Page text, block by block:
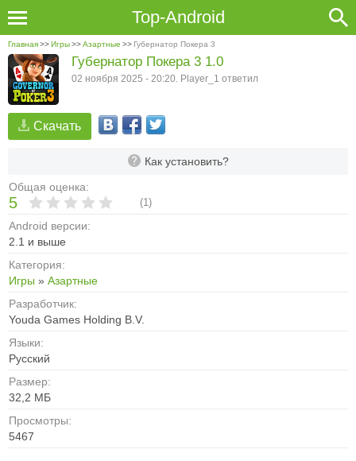
Top-Android
Главная>>Игры>>Азартные >> Губернатор Покера 3
Скачать
Как установить?
Общая оценка:
5 (1)
Android версии:
2.1 и выше
Категория:
Игры » Азартные
Разработчик:
Youda Games Holding B.V.
Языки:
Русский
Размер:
32,2 МБ
Просмотры:
5467
Губернатор Покера 3 1.0
02 ноября 2025 - 20:20. Player_1 ответил